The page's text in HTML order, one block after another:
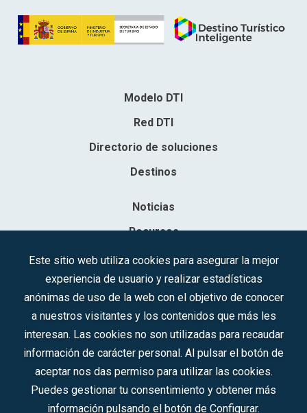
Modelo DTI
Red DTI
Directorio de soluciones
Destinos
Noticias
Recursos
Contacto
Sociedad Mercantil Estatal para la Gestión de la Innovación y las
Síguenos en redes sociales:
Este sitio web utiliza cookies para asegurar la mejor
experiencia de usuario y realizar estadísticas
anónimas de uso de la web con el objetivo de conocer
a nuestros visitantes y los contenidos que más les
interesan. Las cookies no son utilizadas para recaudar
información de carácter personal. Al pulsar el botón de
aceptar nos das permiso para utilizar las cookies.
Puedes gestionar tu consentimiento y obtener más
información pulsando el botón de Configurar.